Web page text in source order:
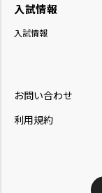
お問い合わせ
利用規約
入試情報
入試情報